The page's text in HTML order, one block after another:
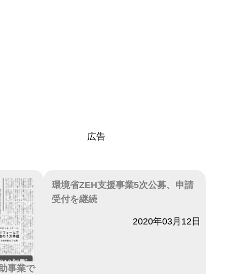
広告
事業で
環境省ZEH支援事業5次公募、申請
受付を継続
2020年03月12日